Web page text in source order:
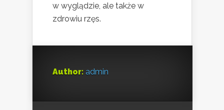
w wyglądzie, ale także w
zdrowiu rzęs.
Author: admin